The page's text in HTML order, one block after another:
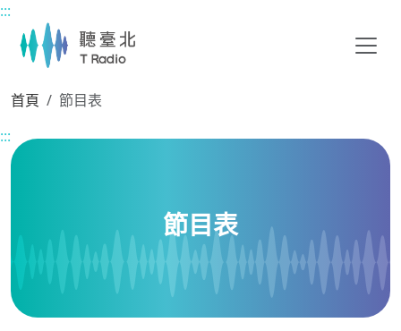
主要內容區塊
:::
首頁
節目表
:::
節目表